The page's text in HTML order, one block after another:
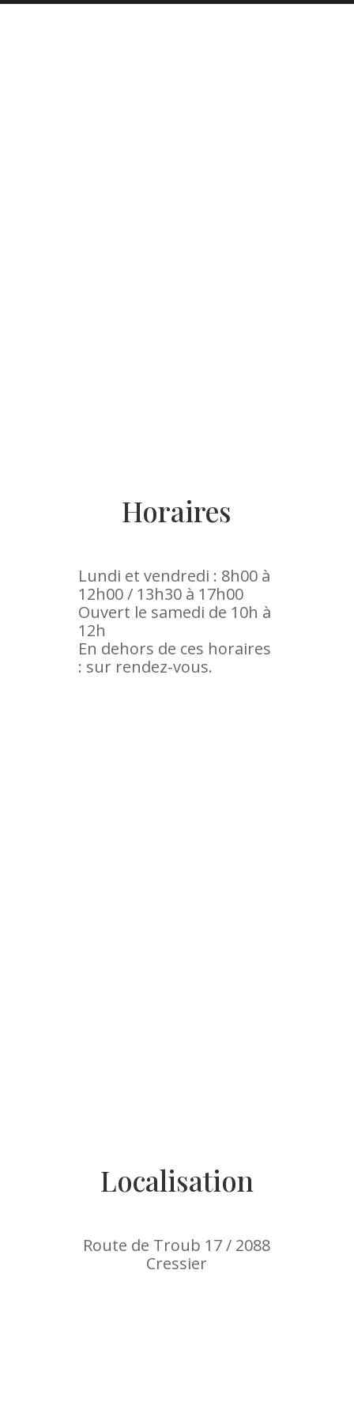
Horaires
Lundi et vendredi : 8h00 à
12h00 / 13h30 à 17h00
Ouvert le samedi de 10h à
12h
En dehors de ces horaires
: sur rendez-vous.
Localisation
Route de Troub 17 / 2088
Cressier